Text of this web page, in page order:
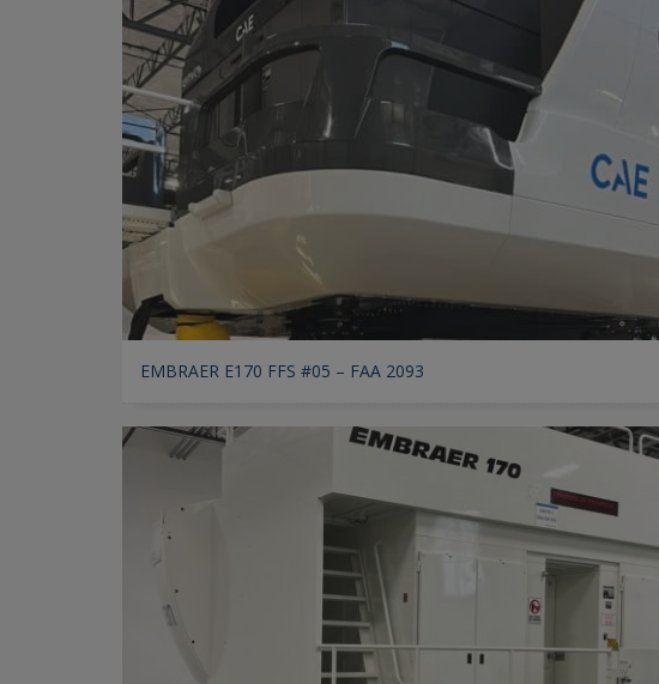
EMBRAER E170 FFS #05 – FAA 2093